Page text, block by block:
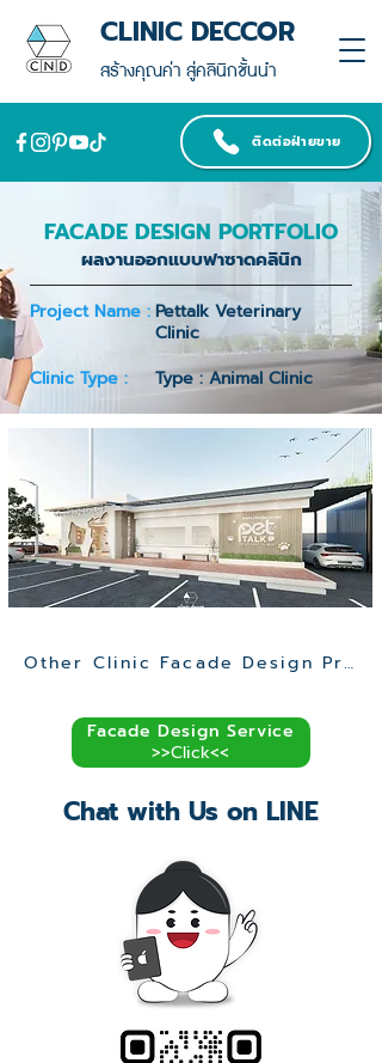
สร้างคุณค่า สู่คลินิกชั้นนำ
CLINIC DECCOR
ติดต่อฝ่ายขาย
FACADE DESIGN PORTFOLIO
ผลงานออกแบบฟาซาดคลินิก
Project Name :Pettalk Veterinary
Clinic
Clinic Type :
Type : Animal Clinic
Other Clinic Facade Design Projects >>
Facade Design Service
>>Click<<
Chat with Us on LINE